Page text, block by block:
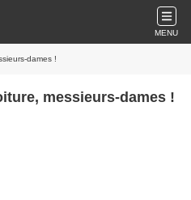
MENU
dames !
messieurs-dames !